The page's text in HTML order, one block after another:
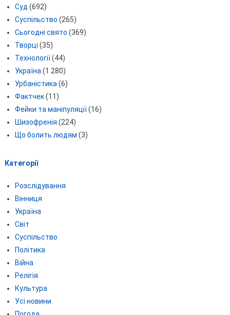
Суд (692)
Суспільство (265)
Сьогодні свято (369)
Творці (35)
Технології(44)
Україна(1 280)
Урбаністика(6)
Фактчек(11)
Фейки та маніпуляції(16)
Шизофренія (224)
Що болить людям (3)
Категорії
Розслідування
Вінниця
Україна
Світ
Суспільство
Політика
Війна
Релігія
Культура
Усі новини